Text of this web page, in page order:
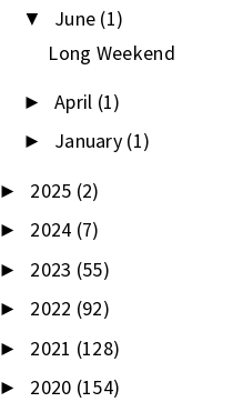
▼ June (1)
Long Weekend
► April (1)
► January (1)
► 2025 (2)
► 2024 (7)
► 2023 (55)
► 2022 (92)
► 2021 (128)
► 2020 (154)